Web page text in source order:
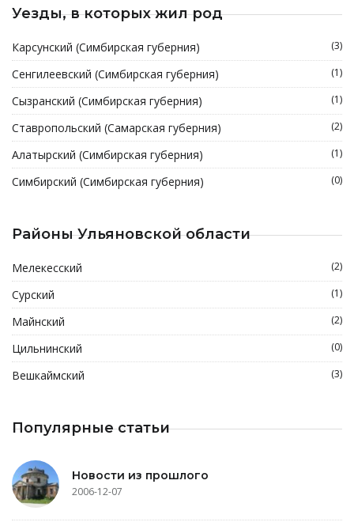
Уезды, в которых жил род
Карсунский (Симбирская губерния) (3)
Сенгилеевский (Симбирская губерния) (1)
Сызранский (Симбирская губерния) (1)
Ставропольский (Самарская губерния) (2)
Алатырский (Симбирская губерния) (1)
Симбирский (Симбирская губерния) (0)
Районы Ульяновской области
Мелекесский (2)
Сурский (1)
Майнский (2)
Цильнинский (0)
Вешкаймский (3)
Популярные статьи
Новости из прошлого
2006-12-07